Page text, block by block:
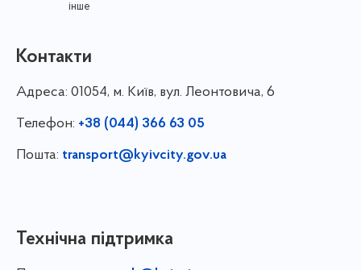
інше
Контакти
Адреса: 01054, м. Київ, вул. Леонтовича, 6
Телефон: +38 (044) 366 63 05
Пошта: transport@kyivcity.gov.ua
Технічна підтримка